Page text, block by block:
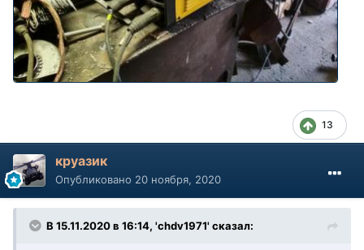
13
круазик
Опубликовано 20 ноября, 2020
В 15.11.2020 в 16:14, 'chdv1971' сказал: